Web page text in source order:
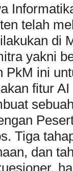
telah
di
yakni
PkM ini
fitur
Tiga
dan